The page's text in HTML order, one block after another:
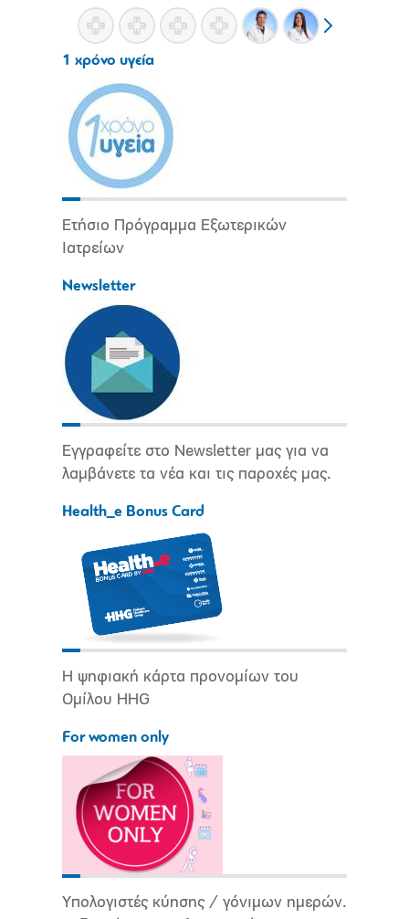
1 χρόνο υγεία
Ετήσιο Πρόγραμμα Εξωτερικών
Ιατρείων
Newsletter
Εγγραφείτε στο Newsletter μας για να
λαμβάνετε τα νέα και τις παροχές μας.
Health_e Bonus Card
Η ψηφιακή κάρτα προνομίων του
Ομίλου HHG
For women only
Υπολογιστές κύησης / γόνιμων ημερών.